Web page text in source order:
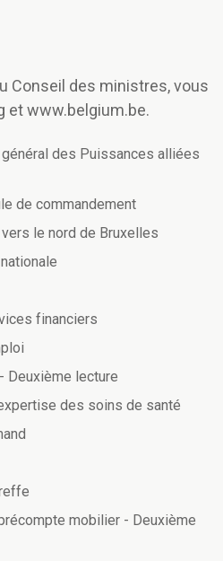
Conseil des ministres, vous
et www.belgium.be.
général des Puissances alliées
de commandement
le nord de Bruxelles
financiers
Deuxième lecture
des soins de santé
mobilier - Deuxième